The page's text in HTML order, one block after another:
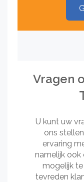
Vragen
U kunt uw
ons
ervaring
namelijk
mogelijk
tevreden